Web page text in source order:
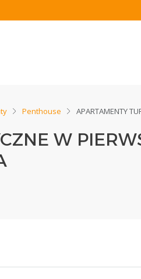
Penthouse APARTAMENTY
W